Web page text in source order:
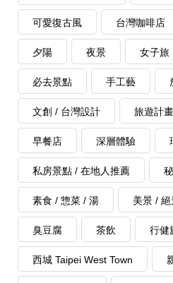
可愛復古風 台灣咖啡店
夕陽 夜景 女子旅
必去景點 手工藝
文創 / 台灣設計 旅遊計畫
早餐店 深層體驗
私房景點 / 在地人推薦
素食 / 惣菜 / 湯 美景 / 絕
臭豆腐 茶飲 行健
西城 Taipei West Town